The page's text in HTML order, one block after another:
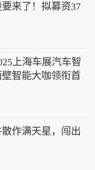
来了！拟募资37
上海车展汽车智
智能大咖领衔首
作满天星，闯出